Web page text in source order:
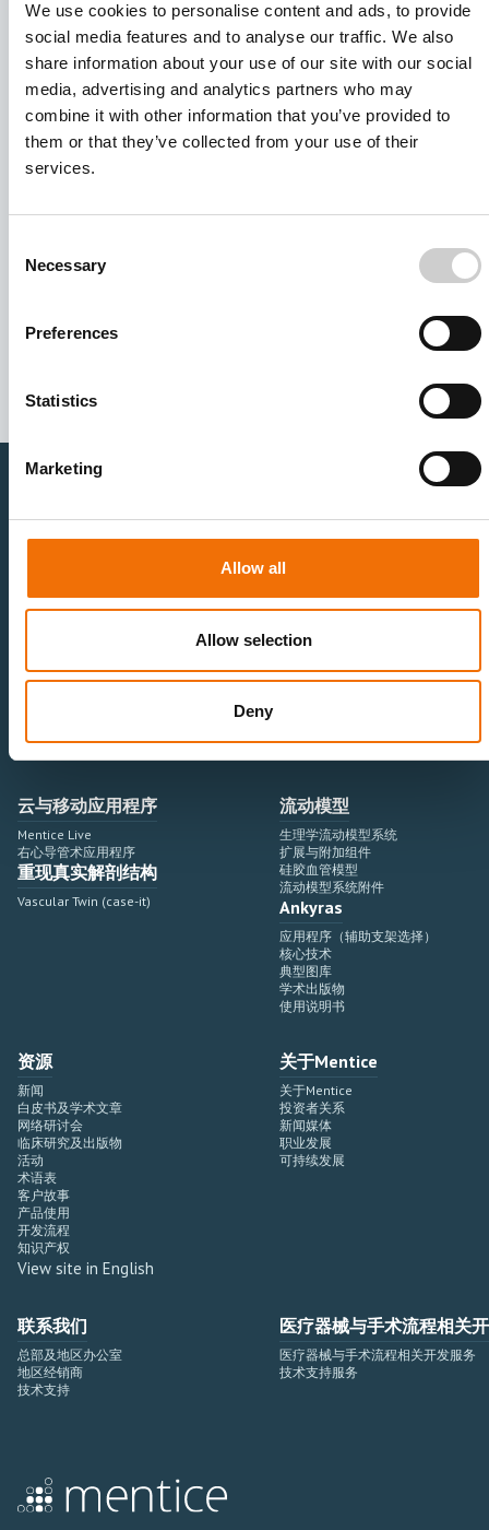
We use cookies to personalise content and ads, to provide
social media features and to analyse our traffic. We also
share information about your use of our site with our social
media, advertising and analytics partners who may
combine it with other information that you’ve provided to
them or that they’ve collected from your use of their
services.
Selection
Necessary
Preferences
Statistics
Marketing
Allow all
Allow selection
Deny
I agree to allow Mentice to store and process my personal
data. See our
for details or to opt-out at any
外周血管领域
产品使用
研究与开发
销售与市场营销
专业教育
开发流程
血管造影设备集成 虚拟模拟
云与移动应用程序
Mentice Live
右心导管术应用程序
重现真实解剖结构
Vascular Twin (case-it)
流动模型
生理学流动模型系统
扩展与附加组件
硅胶血管模型
流动模型系统附件
Ankyras
应用程序（辅助支架选择）
核心技术
典型图库
学术出版物
使用说明书
资源
新闻
白皮书及学术文章
网络研讨会
临床研究及出版物
活动
术语表
客户故事
产品使用
开发流程
知识产权
View site in English
关于Mentice
关于Mentice
投资者关系
新闻媒体
职业发展
可持续发展
联系我们
总部及地区办公室
地区经销商
技术支持
医疗器械与手术流程相关
医疗器械与手术流程相关开发服务
技术支持服务